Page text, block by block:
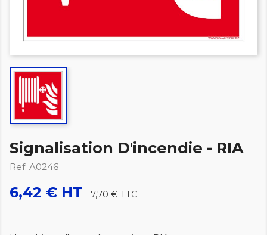
Signalisation D'incendie - RIA
Ref. A0246
6,42 € HT 7,70 € TTC